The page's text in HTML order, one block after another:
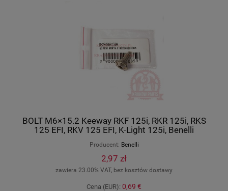
BOLT M6×15.2 Keeway RKF 125i, RKR 125i, RKS
125 EFI, RKV 125 EFI, K-Light 125i, Benelli
Producent: Benelli
2,97 zł
zawiera 23.00% VAT, bez kosztów dostawy
Cena (EUR): 0,69 €